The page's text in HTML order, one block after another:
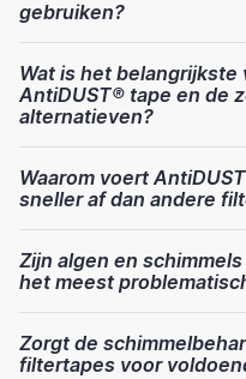
gebruiken?
Wat is het
AntiDUST® tape en de
alternatieven?
Waarom voert
sneller af dan andere
Zijn algen en
het meest
Zorgt de
filtertapes voor